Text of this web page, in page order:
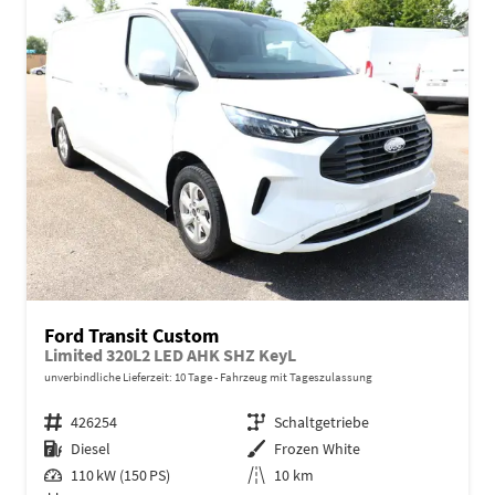
Ford Transit Custom
Limited 320L2 LED AHK SHZ KeyL
unverbindliche Lieferzeit: 10 Tage Fahrzeug mit Tageszulassung
Fahrzeugnr. 426254 Getriebe Schaltgetriebe
Kraftstoff Diesel Außenfarbe Frozen White
Leistung 110 kW (150 PS) Kilometerstand 10 km